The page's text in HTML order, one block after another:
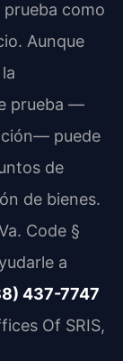
como
Aunque
prueba —
puede
de
de bienes.
Code §
a
437-7747
Of SRIS,